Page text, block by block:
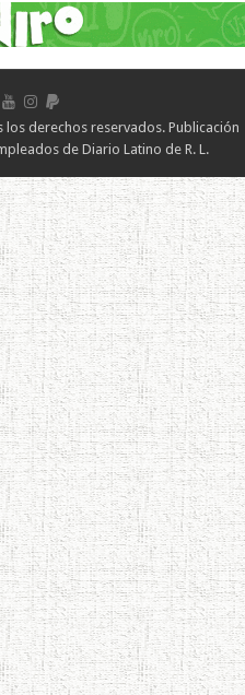
derechos reservados. Publicación
de Diario Latino de R. L.